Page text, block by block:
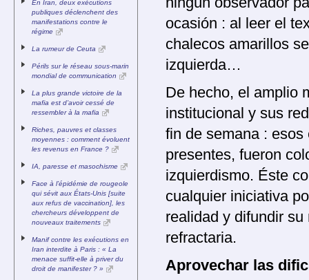
ocasión : al leer el
chalecos amarillos
izquierda…
De hecho, el amplio
institucional y sus
fin de semana :
presentes, fueron
izquierdismo. Éste
cualquier iniciativa
realidad y difundir
refractaria.
Aprovechar las
En Iran, deux exécutions
publiques déclenchent des
manifestations contre le
régime
La rumeur de Ceuta
Périls sur le réseau sous-marin
mondial de communication
La plus grande victoire de la
mafia est d’avoir cessé de
ressembler à la mafia
Riches, pauvres et classes
moyennes : comment évoluent
les revenus en France ?
IA, paresse et masochisme
Face à l’épidémie de rougeole
qui sévit aux États-Unis [suite
aux refus de vaccination], les
chercheurs développent de
nouveaux traitements
Manif contre les exécutions en
Iran interdite à Paris : « La
menace suffit-elle à priver du
droit de manifester ? »